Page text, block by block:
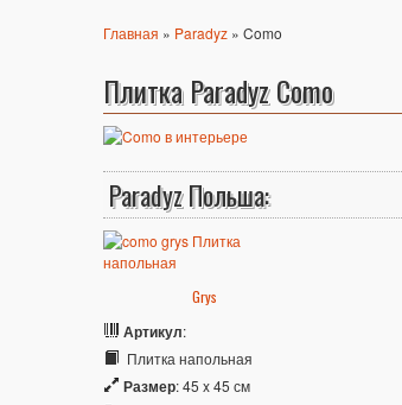
Главная » Paradyz » Como
Плитка Paradyz Como
Paradyz Польша:
Grys
Артикул:
Плитка напольная
Размер: 45 x 45 см